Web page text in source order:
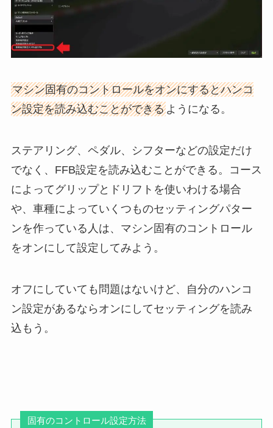
マシン固有のコントロールをオンにするとハンコ
ン設定を読み込むことができるようになる。
ステアリング、ペダル、シフターなどの設定だけ
でなく、FFB設定を読み込むことができる。コース
によってグリップとドリフトを使いわける場合
や、車種によっていくつものセッティングパター
ンを作っている人は、マシン固有のコントロール
をオンにして設定してみよう。
オフにしていても問題はないけど、自分のハンコ
ン設定があるならオンにしてセッティングを読み
込もう。
固有のコントロール設定方法